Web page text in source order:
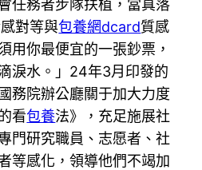
任務者步隊扶植，當真落
對等與包養網dcard質感
用你最便宜的一張鈔票，
淚水。」24年3月印發的
務院辦公廳關于加大力度
看包養法》，充足施展社
門研究職員、志愿者、社
等感化，領導他們不竭加